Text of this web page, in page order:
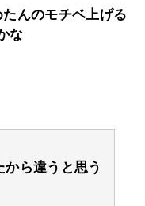
んのモチベ上げる
な
ら違うと思う